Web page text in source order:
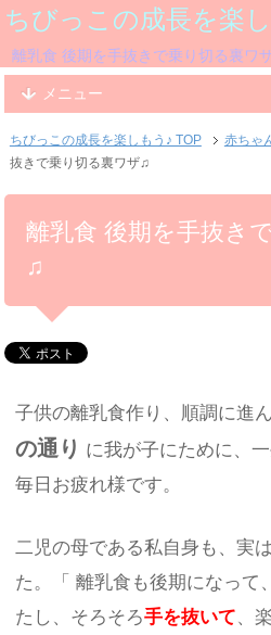
ちびっこの成長を楽
離乳食 後期を手抜きで乗り切る裏ワ
メニュー
ちびっこの成長を楽しもう♪ TOP 赤ちゃ
抜きで乗り切る裏ワザ♫
離乳食 後期を手抜き
♫
子供の離乳食作り、順調に進
の通り に我が子にために、
毎日お疲れ様です。
二児の母である私自身も、実
た。「 離乳食も後期になって
たし、そろそろ手を抜いて、